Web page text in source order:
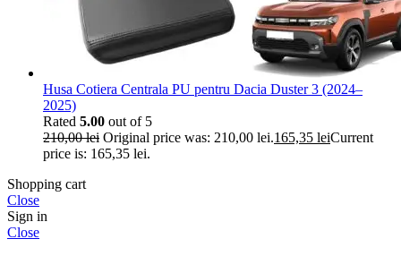
Husa Cotiera Centrala PU pentru Dacia Duster 3 (2024–
2025)
Rated 5.00 out of 5
210,00lei Original price was: 210,00 lei.165,35 leiCurrent
price is: 165,35 lei.
Shopping cart
Close
Sign in
Close